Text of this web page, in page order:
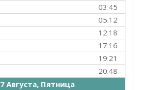
03:45
05:12
12:18
17:16
19:21
20:48
7 Августа, Пятница